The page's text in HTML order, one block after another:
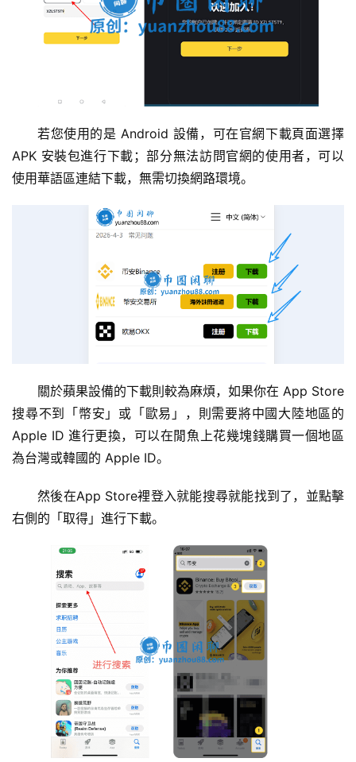
若您使用的是 Android 設備，可在官網下載頁面選擇
APK 安裝包進行下載；部分無法訪問官網的使用者，可以
使用華語區連結下載，無需切換網路環境。
關於蘋果設備的下載則較為麻煩，如果你在 App Store
搜尋不到「幣安」或「歐易」，則需要將中國大陸地區的
Apple ID 進行更換，可以在閒魚上花幾塊錢購買一個地區
為台灣或韓國的 Apple ID。
然後在App Store裡登入就能搜尋就能找到了，並點擊
右側的「取得」進行下載。